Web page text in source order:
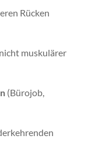
Rücken
muskulärer
(Bürojob,